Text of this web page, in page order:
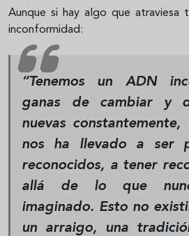
Aunque si hay algo que
inconformidad:
“Tenemos un ADN
ganas de cambiar y
nuevas
nos ha llevado a ser
reconocidos, a tener
allá de lo que
imaginado. Esto no
un arraigo, una